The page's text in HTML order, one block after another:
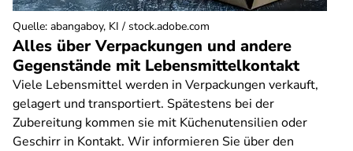
Alles über Verpackungen und andere
Gegenstände mit Lebensmittelkontakt
Viele Lebensmittel werden in Verpackungen verkauft,
gelagert und transportiert. Spätestens bei der
Zubereitung kommen sie mit Küchenutensilien oder
Geschirr in Kontakt. Wir informieren Sie über den
Quelle: abangaboy, KI / stock.adobe.com